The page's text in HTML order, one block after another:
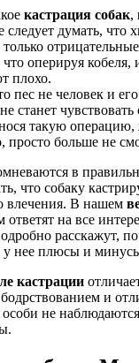
кастрация собак,
думать, что
только
оперируя кобеля,
плохо.
пес не человек и
станет
такую операцию,
больше не
в
что собаку
влечения. В нашем
ответят на все
расскажут,
у нее плюсы и
кастрации
и
не